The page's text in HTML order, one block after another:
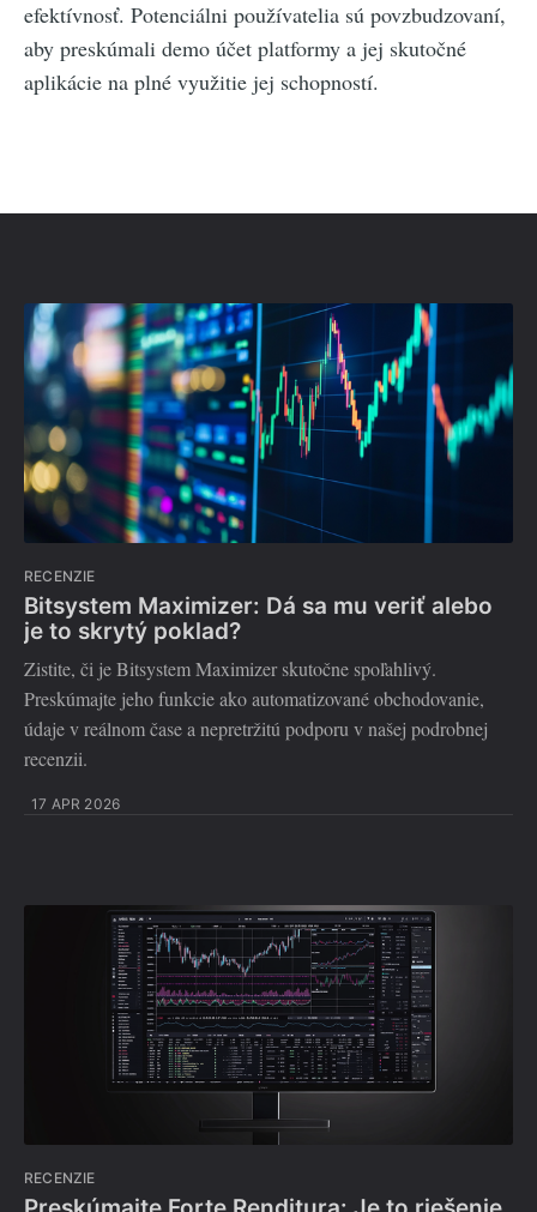
efektívnosť. Potenciálni používatelia sú povzbudzovaní,
aby preskúmali demo účet platformy a jej skutočné
aplikácie na plné využitie jej schopností.
RECENZIE
Bitsystem Maximizer: Dá sa mu veriť alebo
je to skrytý poklad?
Zistite, či je Bitsystem Maximizer skutočne spoľahlivý.
Preskúmajte jeho funkcie ako automatizované obchodovanie,
údaje v reálnom čase a nepretržitú podporu v našej podrobnej
recenzii.
17 APR 2026
RECENZIE